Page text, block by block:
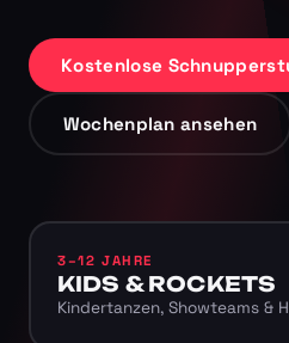
Kostenlose
Wochenplan ansehen
3–12 JAHRE
KIDS & ROCKETS
Kindertanzen, Showteams &